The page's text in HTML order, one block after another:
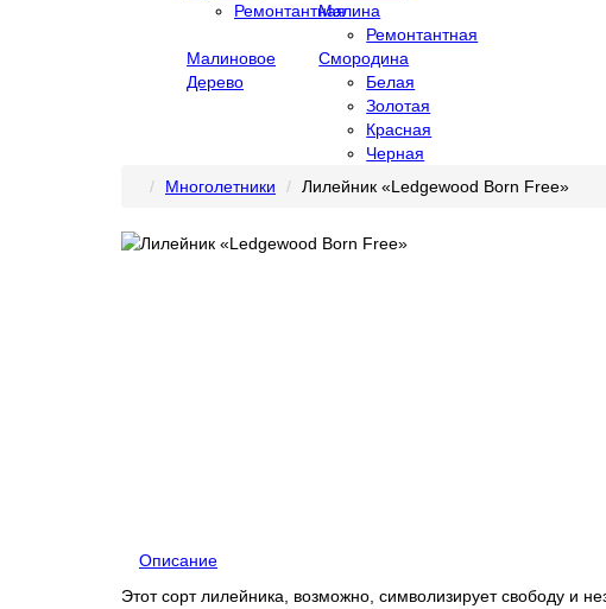
РемонтантнаяМалина
Ремонтантная
Малиновое
Дерево
Смородина
Белая
Золотая
Красная
Черная
Многолетники Лилейник «Ledgewood Born Free»
Описание
Этот сорт лилейника, возможно, символизирует свободу и